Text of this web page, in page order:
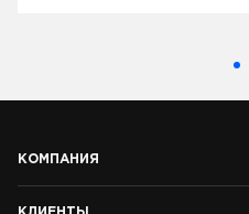
КОМПАНИЯ